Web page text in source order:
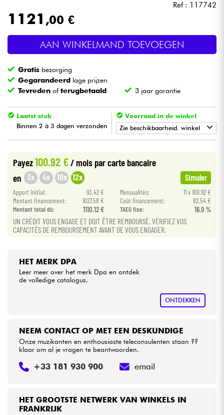
Live Sound
Licht
Drums & percussie
Viool & Quatuor
Kabels & toebehoren
HiFi
Sets
Ref : 117742
1121 ,00 €
AAN WINKELMAND TOEVOEGEN
Gratis bezorging
Gegarandeerd lage prijzen
Tevreden ofterugbetaald 3 jaar garantie
Laatst stuk
Binnen 2 à 3 dagen verzonden
Voorraad in de winkel
Zie beschikbaarheid. winkel
Payez100.92 €/ mois par carte bancaire
en 3x 4x 10x 12x Simuler
Apport initial: 93.42 € Mensualités:
11 x 100.92 €
Montant financement:
1027.58 € Coût financement:
82.54 €
Montant total dù:
1110.12 € TAEG fixe: 16.9 %
UN CRÉDIT VOUS ENGAGE ET DOIT ÊTRE REMBOURSÉ. VÉRIFIEZ VOS
CAPACITÉS DE REMBOURSEMENT AVANT DE VOUS ENGAGER.
HET MERK DPA
Leer meer over het merk Dpa en ontdek
de volledige catalogus.
ONTDEKKEN
HET GROOTSTE NETWERK VAN WINKELS IN
FRANKRIJK
NEEM CONTACT OP MET EEN DESKUNDIGE
Onze muzikanten en enthousiaste teleconsulenten staan ??
klaar om al je vragen te beantwoorden.
+33 181 930 900 email